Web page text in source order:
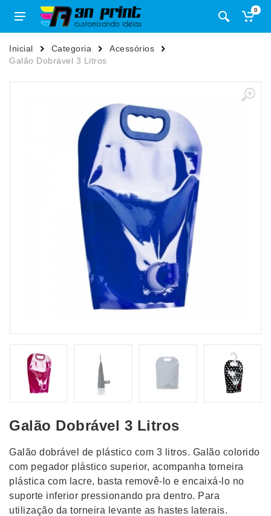
0
Inicial Categoria
Acessórios
Galão Dobrável 3 Litros
Galão Dobrável 3 Litros
Galão dobrável de plástico com 3 litros. Galão colorido
com pegador plástico superior, acompanha torneira
plástica com lacre, basta removê-lo e encaixá-lo no
suporte inferior pressionando pra dentro. Para
utilização da torneira levante as hastes laterais.